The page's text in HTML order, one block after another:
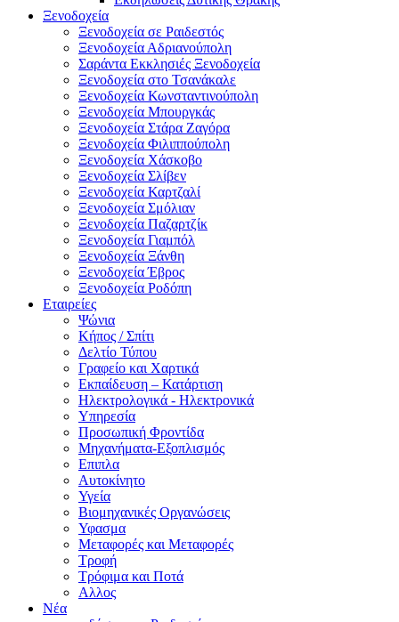
Ξενοδοχεία
Ξενοδοχεία σε Ραιδεστός
Ξενοδοχεία Αδριανούπολη
Σαράντα Εκκλησιές Ξενοδοχεία
Ξενοδοχεία στο Τσανάκαλε
Ξενοδοχεία Κωνσταντινούπολη
Ξενοδοχεία Μπουργκάς
Ξενοδοχεία Στάρα Ζαγόρα
Ξενοδοχεία Φιλιππούπολη
Ξενοδοχεία Χάσκοβο
Ξενοδοχεία Σλίβεν
Ξενοδοχεία Καρτζαλί
Ξενοδοχεία Σμόλιαν
Ξενοδοχεία Παζαρτζίκ
Ξενοδοχεία Γιαμπόλ
Ξενοδοχεία Ξάνθη
Ξενοδοχεία Έβρος
Ξενοδοχεία Ροδόπη
Εταιρείες
Ψώνια
Κήπος / Σπίτι
Δελτίο Τύπου
Γραφείο και Χαρτικά
Εκπαίδευση – Κατάρτιση
Ηλεκτρολογικά - Ηλεκτρονικά
Υπηρεσία
Προσωπική Φροντίδα
Μηχανήματα-Εξοπλισμός
Επιπλα
Αυτοκίνητο
Υγεία
Βιομηχανικές Οργανώσεις
Υφασμα
Μεταφορές και Μεταφορές
Τροφή
Τρόφιμα και Ποτά
Αλλος
Νέα